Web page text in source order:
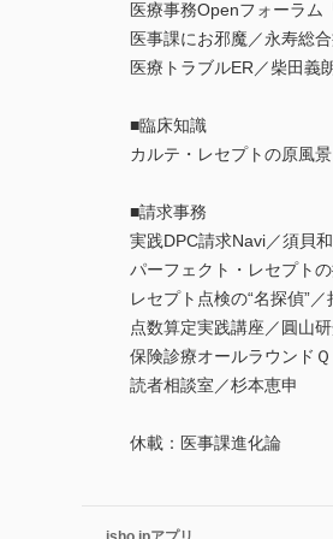
医療事務Openフォーラム
医事課にお邪魔／永寿総
医療トラブルER／柴田義
■臨床知識
カルテ・レセプトの原風
■請求事務
実践DPC請求Navi／須貝和
パーフェクト・レセプト
レセプト点検の“名探偵”
点数算定実践講座／圓山
保険診療オールラウンドＱ
読者相談室／杉本恵申
休載：医事課進化論